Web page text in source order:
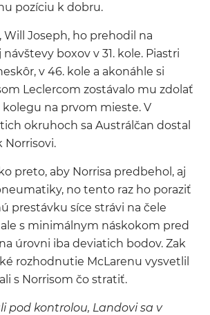
pozíciu k dobru.
Will Joseph, ho prehodil na
boxov v 31. kole. Piastri
v 46. kole a akonáhle si
Leclercom zostávalo mu zdolať
na prvom mieste. V
okruhoch sa Austrálčan dostal
Norrisovi.
preto, aby Norrisa predbehol, aj
no tento raz ho poraziť
prestávku síce strávi na čele
ale s minimálnym náskokom pred
úrovni iba deviatich bodov. Zak
rozhodnutie McLarenu vysvetlil
s Norrisom čo stratiť.
pod kontrolou, Landovi sa v